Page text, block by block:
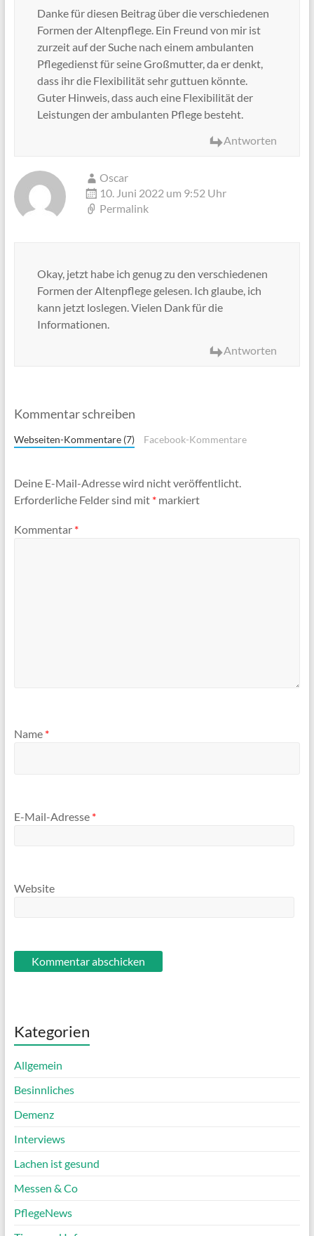
Danke für diesen Beitrag über die verschiedenen
Formen der Altenpflege. Ein Freund von mir ist
zurzeit auf der Suche nach einem ambulanten
Pflegedienst für seine Großmutter, da er denkt,
dass ihr die Flexibilität sehr guttuen könnte.
Guter Hinweis, dass auch eine Flexibilität der
Leistungen der ambulanten Pflege besteht.
Antworten
Oscar
10. Juni 2022 um 9:52 Uhr
Permalink
Okay, jetzt habe ich genug zu den verschiedenen
Formen der Altenpflege gelesen. Ich glaube, ich
kann jetzt loslegen. Vielen Dank für die
Informationen.
Antworten
Kommentar schreiben
Webseiten-Kommentare (7) Facebook-Kommentare
Deine E-Mail-Adresse wird nicht veröffentlicht.
Erforderliche Felder sind mit *markiert
Kommentar *
Name *
E-Mail-Adresse *
Website
Kategorien
Allgemein
Besinnliches
Demenz
Interviews
Lachen ist gesund
Messen & Co
PflegeNews